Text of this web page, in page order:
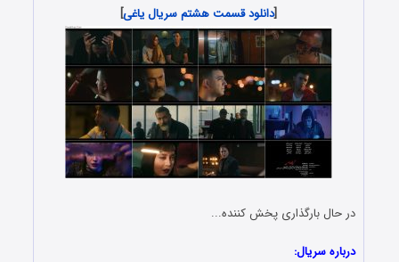
[دانلود قسمت هشتم سریال یاغی]
در حال بارگذاری پخش کننده...
درباره سریال: